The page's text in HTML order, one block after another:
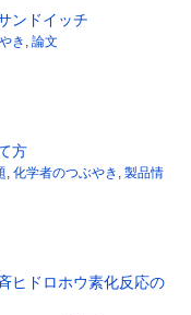
ンドイッチ
き 論文
方
化学者のつぶやき 製品情
ヒドロホウ素化反応の